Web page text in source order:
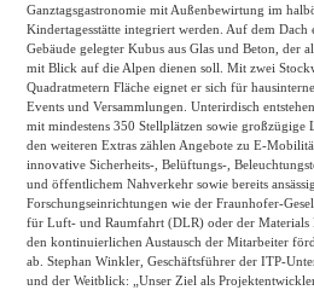
Ganztagsgastronomie mit Außenbewirtung im
Kindertagesstätte integriert werden. Auf dem Dach
Gebäude gelegter Kubus aus Glas und Beton, der
mit Blick auf die Alpen dienen soll. Mit zwei
Quadratmetern Fläche eignet er sich für
Events und Versammlungen. Unterirdisch
mit mindestens 350 Stellplätzen sowie großzügige
den weiteren Extras zählen Angebote zu E-
innovative Sicherheits-, Belüftungs-,
und öffentlichem Nahverkehr sowie bereits
Forschungseinrichtungen wie der Fraunhofer-
für Luft- und Raumfahrt (DLR) oder der Materials
den kontinuierlichen Austausch der Mitarbeiter
ab. Stephan Winkler, Geschäftsführer der ITP-
und der Weitblick: „Unser Ziel als